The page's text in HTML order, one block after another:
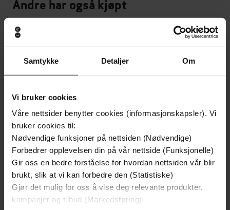
Samtykke Detaljer Om
Vi bruker cookies
Våre nettsider benytter cookies (informasjonskapsler). Vi
bruker cookies til:
Nødvendige funksjoner på nettsiden (Nødvendige)
Forbedrer opplevelsen din på vår nettside (Funksjonelle)
Gir oss en bedre forståelse for hvordan nettsiden vår blir
brukt, slik at vi kan forbedre den (Statistiske)
Gjør det mulig for oss å vise deg relevante produkter,
kampanjer og tilbud (Markedsføring)
Andre har også kjøpt
Vinner av Rivertonprisen
199,-
Minnesota
Premium
Første gang på tilbud
349,-